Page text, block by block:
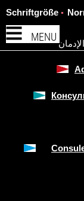
MENU
Schriftgröße